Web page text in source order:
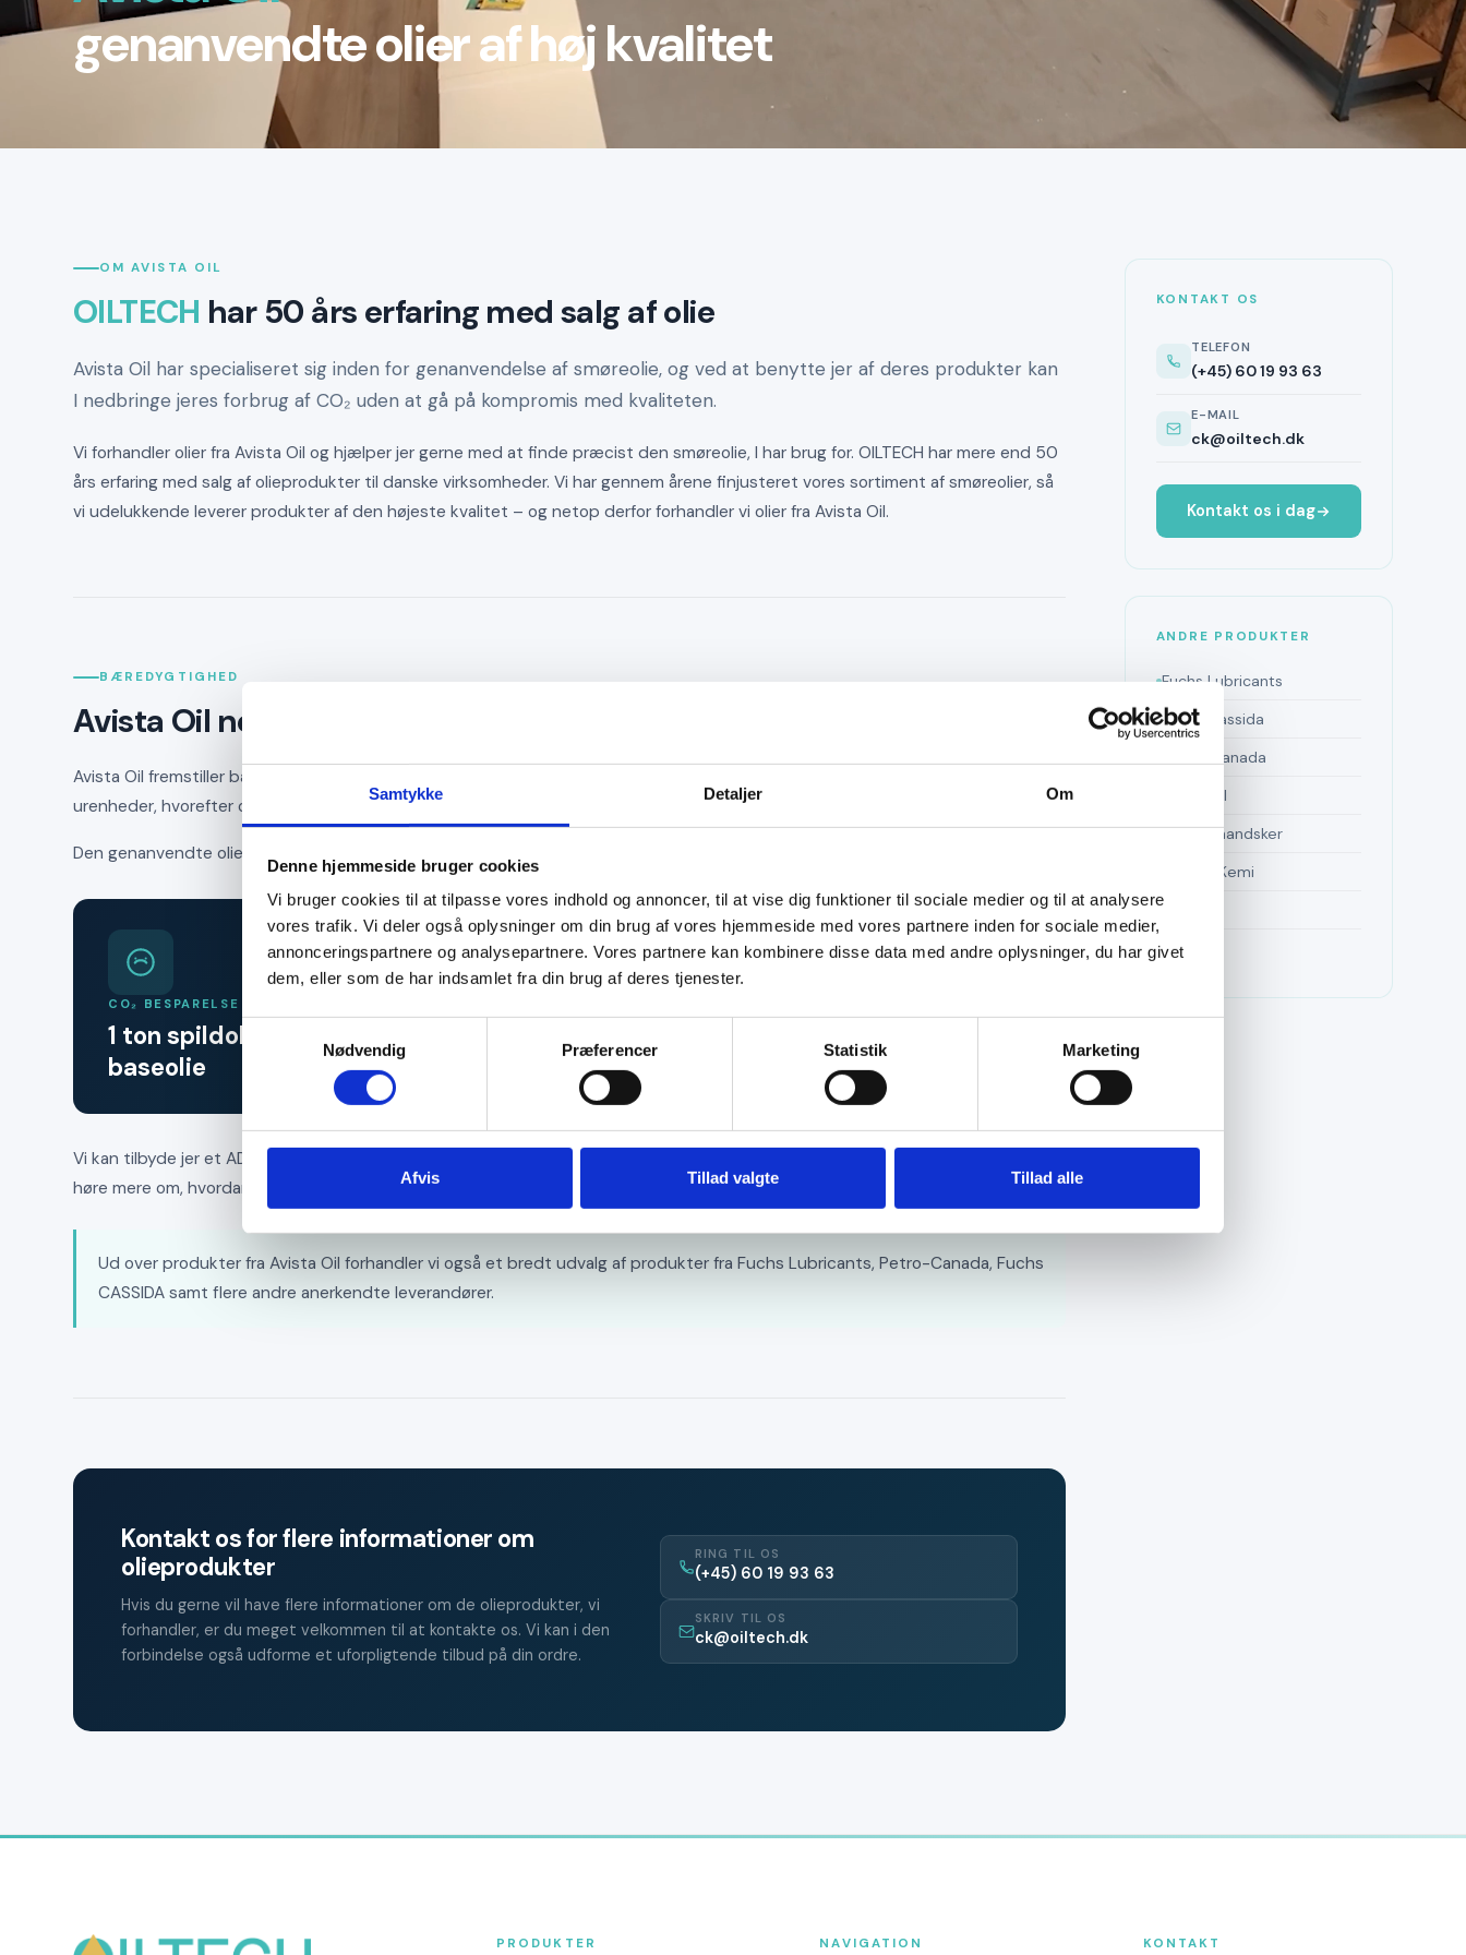
Samtykke Detaljer Om
Denne hjemmeside bruger cookies
Vi bruger cookies til at tilpasse vores indhold og annoncer, til at vise dig funktioner til sociale medier og til at analysere
vores trafik. Vi deler også oplysninger om din brug af vores hjemmeside med vores partnere inden for sociale medier,
annonceringspartnere og analysepartnere. Vores partnere kan kombinere disse data med andre oplysninger, du har givet
dem, eller som de har indsamlet fra din brug af deres tjenester.
Samtykkevalg
Nødvendig
Præferencer Statistik Marketing
Afvis Tillad valgte Tillad alle
genanvendte olier af høj kvalitet
OM AVISTA OIL
OILTECH har 50 års erfaring med salg af olie
Avista Oil har specialiseret sig inden for genanvendelse af smøreolie, og ved at benytte jer af deres produkter kan
I nedbringe jeres forbrug af CO₂ uden at gå på kompromis med kvaliteten.
Vi forhandler olier fra Avista Oil og hjælper jer gerne med at finde præcist den smøreolie, I har brug for. OILTECH har mere end 50
års erfaring med salg af olieprodukter til danske virksomheder. Vi har gennem årene finjusteret vores sortiment af smøreolier, så
vi udelukkende leverer produkter af den højeste kvalitet – og netop derfor forhandler vi olier fra Avista Oil.
BÆREDYGTIGHED
Avista Oil nedbringer dit
Avista Oil fremstiller baseolier ved genraffinering af brugte smøreolier. Den brugte smøreolie renses for affaldsstoffer og
urenheder, hvorefter olien tilsættes nye additiver. Baseolierne er af høj kvalitet.
Den genanvendte olie fra Avista Oil giver jer en grønnere produktion uden at gå på kompromis med oliens kvalitet.
CO₂ BESPARELSE
1 ton spildoliebaseret baseolie sparer 1.530 kg CO₂
i forhold til råoliebaseret
baseolie
Vi kan tilbyde jer et ADAC-certificeret bevis på din årlige CO₂ besparelse, når I køber olie hos OILTECH. Kontakt os i dag for at
høre mere om, hvordan produkterne kan dække netop jeres behov.
Ud over produkter fra Avista Oil forhandler vi også et bredt udvalg af produkter fra Fuchs Lubricants, Petro-Canada, Fuchs
CASSIDA samt flere andre anerkendte leverandører.
Kontakt os for flere informationer om
olieprodukter
Hvis du gerne vil have flere informationer om de olieprodukter, vi
forhandler, er du meget velkommen til at kontakte os. Vi kan i den
forbindelse også udforme et uforpligtende tilbud på din ordre.
RING TIL OS
(+45) 60 19 93 63
SKRIV TIL OS
ck@oiltech.dk
KONTAKT OS
TELEFON
(+45) 60 19 93 63
E-MAIL
ck@oiltech.dk
Kontakt os i dag
ANDRE PRODUKTER
Fuchs Lubricants
Fuchs Cassida
Petro-Canada
Avista Oil
Arbejdshandsker
Oiltech Kemi
Kølere
Puerno
PRODUKTER NAVIGATION KONTAKT